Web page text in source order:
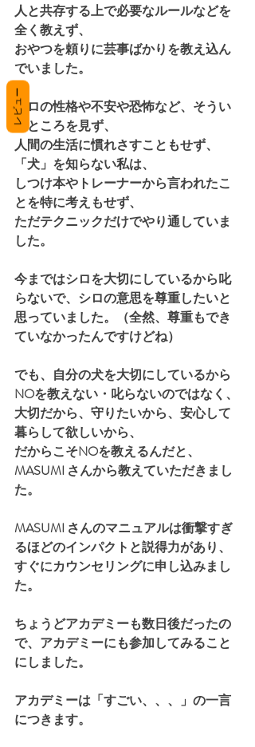
人と共存する上で必要なルールなどを
全く教えず、
おやつを頼りに芸事ばかりを教え込ん
でいました。
シロの性格や不安や恐怖など、そうい
うところを見ず、
人間の生活に慣れさすこともせず、
「犬」を知らない私は、
しつけ本やトレーナーから言われたこ
とを特に考えもせず、
ただテクニックだけでやり通していま
した。
今まではシロを大切にしているから叱
らないで、シロの意思を尊重したいと
思っていました。（全然、尊重もでき
ていなかったんですけどね）
でも、自分の犬を大切にしているから
NOを教えない・叱らないのではなく、
大切だから、守りたいから、安心して
暮らして欲しいから、
だからこそNOを教えるんだと、
MASUMI さんから教えていただきまし
た。
MASUMI さんのマニュアルは衝撃すぎ
るほどのインパクトと説得力があり、
すぐにカウンセリングに申し込みまし
た。
ちょうどアカデミーも数日後だったの
で、アカデミーにも参加してみること
にしました。
アカデミーは「すごい、、、」の一言
につきます。
レビュー